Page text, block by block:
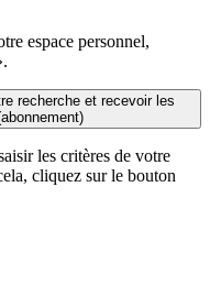
espace personnel,
recherche et recevoir les
les critères de votre
cliquez sur le bouton